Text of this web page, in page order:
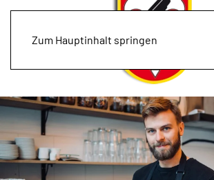
Zum Hauptinhalt springen